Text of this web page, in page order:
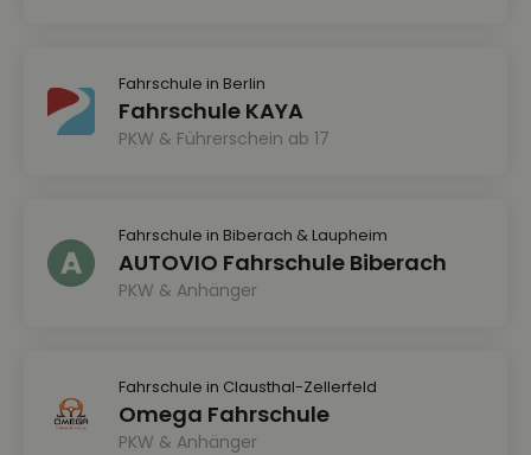
Fahrschule in Berlin
Fahrschule KAYA
PKW & Führerschein ab 17
Fahrschule in Biberach & Laupheim
AUTOVIO Fahrschule Biberach
PKW & Anhänger
Fahrschule in Clausthal-Zellerfeld
Omega Fahrschule
PKW & Anhänger